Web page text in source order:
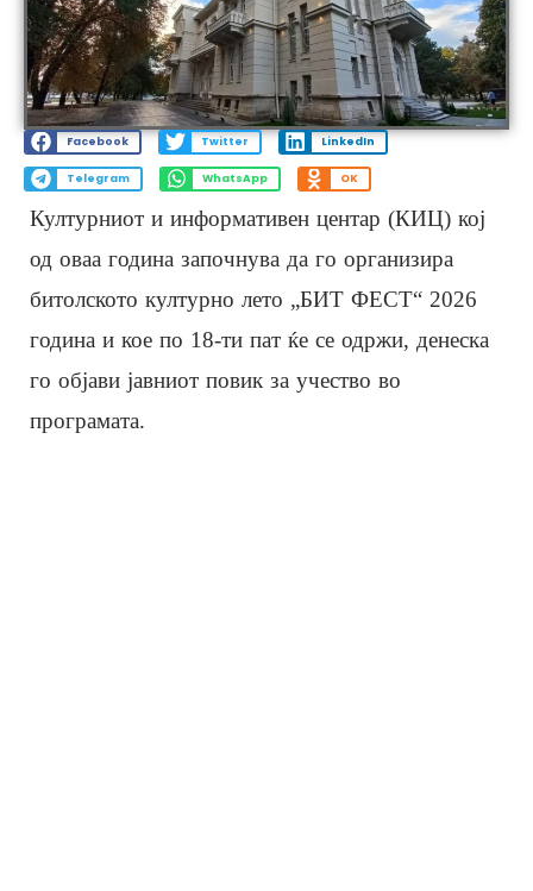
Facebook Twitter LinkedIn
Telegram WhatsApp OK
Културниот и информативен центар (КИЦ) кој
од оваа година започнува да го организира
битолското културно лето „БИТ ФЕСТ“ 2026
година и кое по 18-ти пат ќе се одржи, денеска
го објави јавниот повик за учество во
програмата.